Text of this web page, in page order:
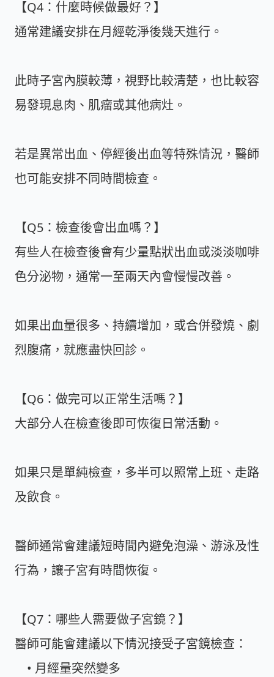
【Q4：什麼時候做最好？】
通常建議安排在月經乾淨後幾天進行。
此時子宮內膜較薄，視野比較清楚，也比較容
易發現息肉、肌瘤或其他病灶。
若是異常出血、停經後出血等特殊情況，醫師
也可能安排不同時間檢查。
【Q5：檢查後會出血嗎？】
有些人在檢查後會有少量點狀出血或淡淡咖啡
色分泌物，通常一至兩天內會慢慢改善。
如果出血量很多、持續增加，或合併發燒、劇
烈腹痛，就應盡快回診。
【Q6：做完可以正常生活嗎？】
大部分人在檢查後即可恢復日常活動。
如果只是單純檢查，多半可以照常上班、走路
及飲食。
醫師通常會建議短時間內避免泡澡、游泳及性
行為，讓子宮有時間恢復。
【Q7：哪些人需要做子宮鏡？】
醫師可能會建議以下情況接受子宮鏡檢查：
• 月經量突然變多